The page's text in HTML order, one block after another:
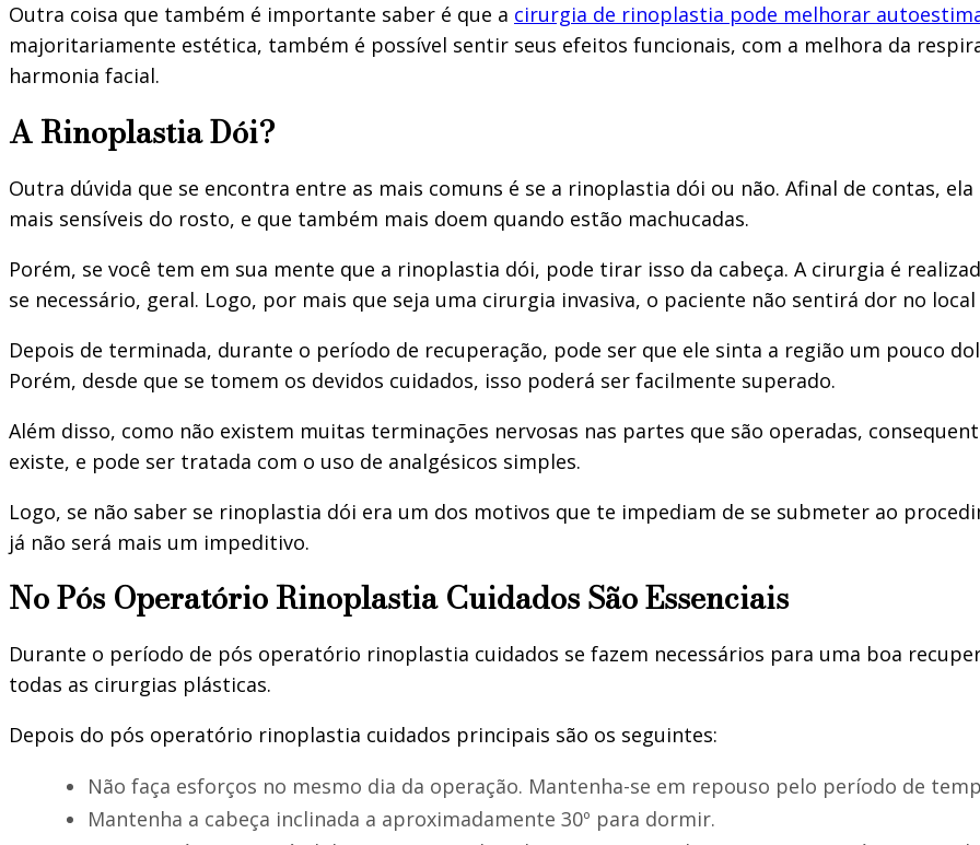
Outra coisa que também é importante saber é que a cirurgia de rinoplastia pode melhorar
majoritariamente estética, também é possível sentir seus efeitos funcionais, com a melhora da
harmonia facial.
A Rinoplastia Dói?
Outra dúvida que se encontra entre as mais comuns é se a rinoplastia dói ou não. Afinal de contas,
mais sensíveis do rosto, e que também mais doem quando estão machucadas.
Porém, se você tem em sua mente que a rinoplastia dói, pode tirar isso da cabeça. A cirurgia é
se necessário, geral. Logo, por mais que seja uma cirurgia invasiva, o paciente não sentirá dor no
Depois de terminada, durante o período de recuperação, pode ser que ele sinta a região um pouco
Porém, desde que se tomem os devidos cuidados, isso poderá ser facilmente superado.
Além disso, como não existem muitas terminações nervosas nas partes que são operadas,
existe, e pode ser tratada com o uso de analgésicos simples.
Logo, se não saber se rinoplastia dói era um dos motivos que te impediam de se submeter ao
já não será mais um impeditivo.
No Pós Operatório Rinoplastia Cuidados São Essenciais
Durante o período de pós operatório rinoplastia cuidados se fazem necessários para uma boa
todas as cirurgias plásticas.
Depois do pós operatório rinoplastia cuidados principais são os seguintes:
Não faça esforços no mesmo dia da operação. Mantenha-se em repouso pelo período de
Mantenha a cabeça inclinada a aproximadamente 30º para dormir.